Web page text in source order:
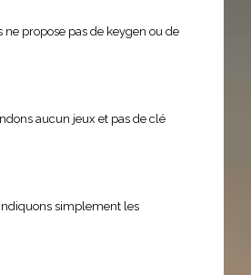
ne propose pas de keygen ou de
aucun jeux et pas de clé
simplement les